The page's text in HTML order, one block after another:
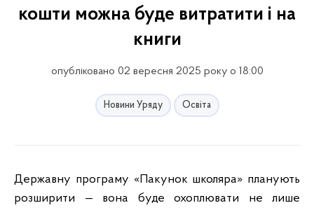
кошти можна буде витратити і на
книги
опубліковано 02 вересня 2025 року о 18:00
Новини Уряду Освіта
Державну програму «Пакунок школяра» планують
розширити — вона буде охоплювати не лише